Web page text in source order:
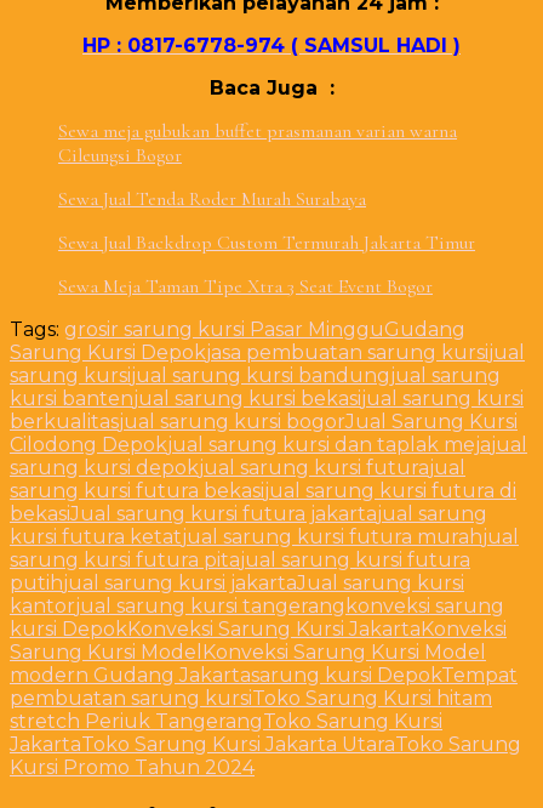
HP : 0817-6778-974 ( SAMSUL HADI )
Baca Juga :
Sewa meja gubukan buffet prasmanan varian warna
Cileungsi Bogor
Sewa Jual Tenda Roder Murah Surabaya
Sewa Jual Backdrop Custom Termurah Jakarta Timur
Sewa Meja Taman Tipe Xtra 3 Seat Event Bogor
Tags: grosir sarung kursi Pasar MingguGudang
Sarung Kursi Depokjasa pembuatan sarung kursijual
sarung kursijual sarung kursi bandungjual sarung
kursi bantenjual sarung kursi bekasijual sarung kursi
berkualitasjual sarung kursi bogorJual Sarung Kursi
Cilodong Depokjual sarung kursi dan taplak mejajual
sarung kursi depokjual sarung kursi futurajual
sarung kursi futura bekasijual sarung kursi futura di
bekasiJual sarung kursi futura jakartajual sarung
kursi futura ketatjual sarung kursi futura murahjual
sarung kursi futura pitajual sarung kursi futura
putihjual sarung kursi jakartaJual sarung kursi
kantorjual sarung kursi tangerang konveksi sarung
kursi DepokKonveksi Sarung Kursi JakartaKonveksi
Sarung Kursi Model Konveksi Sarung Kursi Model
modern Gudang Jakartasarung kursi DepokTempat
pembuatan sarung kursiToko Sarung Kursi hitam
stretch Periuk TangerangToko Sarung Kursi
JakartaToko Sarung Kursi Jakarta UtaraToko Sarung
Kursi Promo Tahun 2024